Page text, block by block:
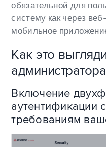
обязательной для
систему как через
мобильное
Как это
администратора
Включение
аутентификации
требованиям